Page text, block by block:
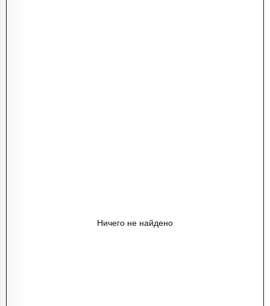
Ничего не найдено